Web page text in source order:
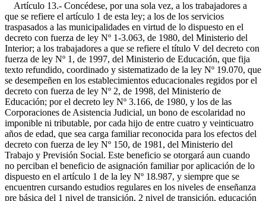
Artículo 13.- Concédese, por una sola vez, a los trabajadores a
que se refiere el artículo 1 de esta ley; a los de los servicios
traspasados a las municipalidades en virtud de lo dispuesto en el
decreto con fuerza de ley Nº 1-3.063, de 1980, del Ministerio del
Interior; a los trabajadores a que se refiere el título V del decreto con
fuerza de ley Nº 1, de 1997, del Ministerio de Educación, que fija
texto refundido, coordinado y sistematizado de la ley Nº 19.070, que
se desempeñen en los establecimientos educacionales regidos por el
decreto con fuerza de ley Nº 2, de 1998, del Ministerio de
Educación; por el decreto ley Nº 3.166, de 1980, y los de las
Corporaciones de Asistencia Judicial, un bono de escolaridad no
imponible ni tributable, por cada hijo de entre cuatro y veinticuatro
años de edad, que sea carga familiar reconocida para los efectos del
decreto con fuerza de ley Nº 150, de 1981, del Ministerio del
Trabajo y Previsión Social. Este beneficio se otorgará aun cuando
no perciban el beneficio de asignación familiar por aplicación de lo
dispuesto en el artículo 1 de la ley Nº 18.987, y siempre que se
encuentren cursando estudios regulares en los niveles de enseñanza
pre básica del 1 nivel de transición, 2 nivel de transición, educación